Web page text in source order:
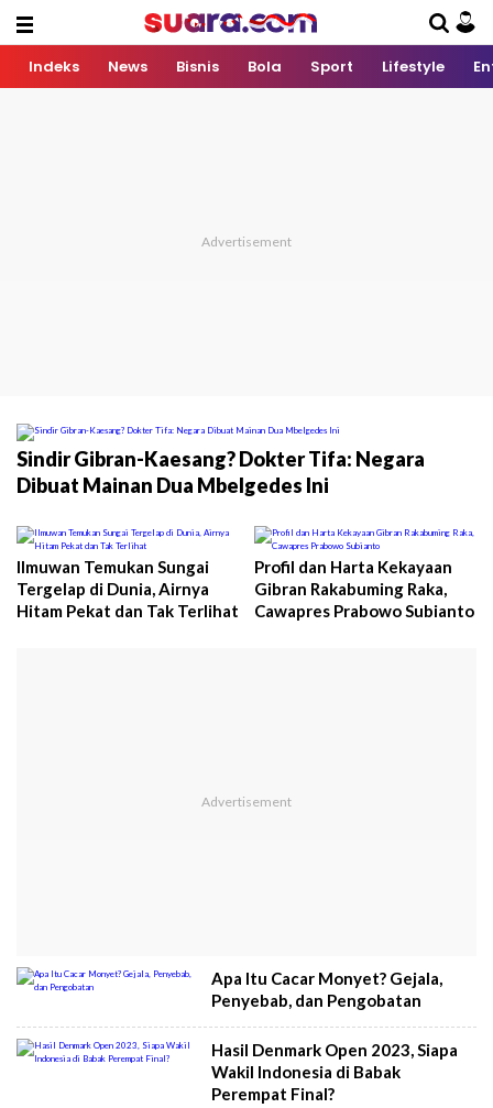
Indeks News Bisnis Bola Sport Lifestyle
Sindir Gibran-Kaesang? Dokter Tifa: Negara
Dibuat Mainan Dua Mbelgedes Ini
Ilmuwan Temukan Sungai
Tergelap di Dunia, Airnya
Hitam Pekat dan Tak Terlihat
Profil dan Harta Kekayaan
Gibran Rakabuming Raka,
Cawapres Prabowo Subianto
Apa Itu Cacar Monyet? Gejala,
Penyebab, dan Pengobatan
Hasil Denmark Open 2023, Siapa
Wakil Indonesia di Babak
Perempat Final?